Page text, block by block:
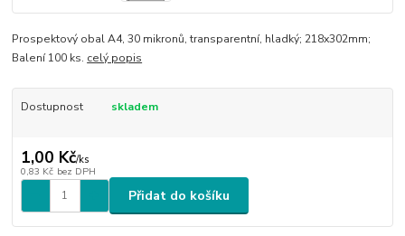
Prospektový obal A4, 30 mikronů, transparentní, hladký; 218x302mm;
Balení 100 ks. celý popis
Dostupnost skladem
1,00 Kč/ks
0,83 Kč bez DPH
Přidat do košíku